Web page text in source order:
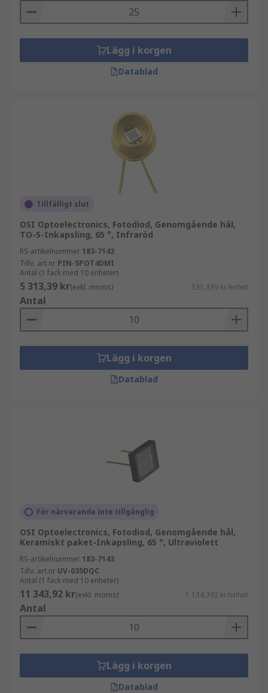
Lägg i korgen
Datablad
Tillfälligt slut
OSI Optoelectronics, Fotodiod, Genomgående hål,
TO-5-Inkapsling, 65 °, Infraröd
RS-artikelnummer 183-7142
Tillv. art.nr PIN-SPOT4DMI
Antal (1 fack med 10 enheter)
5 313,39 kr(exkl. moms) 531,339 kr/enhet
Antal
Lägg i korgen
Datablad
För närvarande inte tillgänglig
OSI Optoelectronics, Fotodiod, Genomgående hål,
Keramiskt paket-Inkapsling, 65 °, Ultraviolett
RS-artikelnummer 183-7143
Tillv. art.nr UV-035DQC
Antal (1 fack med 10 enheter)
11 343,92 kr(exkl. moms) 1 134,392 kr/enhet
Antal
Lägg i korgen
Datablad